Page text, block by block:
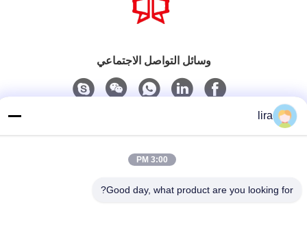
وسائل التواصل الاجتماعي
بريد إلكتروني
lira
3:00 PM
Good day, what product are you looking for?